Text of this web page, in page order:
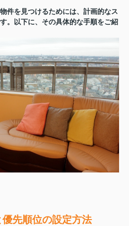
件を見つけるためには、計画的なス
。以下に、その具体的な手順をご紹
先順位の設定方法